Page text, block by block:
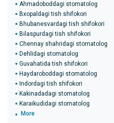
Ahmadoboddagi stomatolog
Bxopaldagi tish shifokori
Bhubanesvardagi tish shifokori
Bilaspurdagi tish shifokori
Chennay shahridagi stomatolog
Dehlidagi stomatolog
Guvahatida tish shifokori
Haydaroboddagi stomatolog
Indordagi tish shifokori
Kakinadadagi stomatolog
Karaikudidagi stomatolog
More